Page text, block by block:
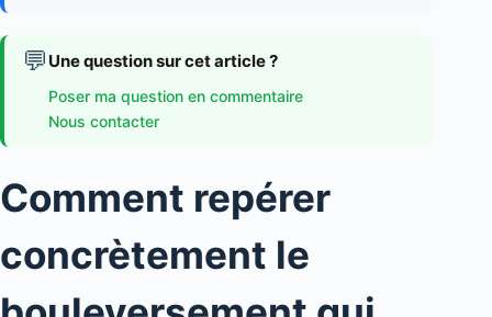
💬 Une question sur cet article ?
Poser ma question en commentaire
Nous contacter
Comment repérer
concrètement le